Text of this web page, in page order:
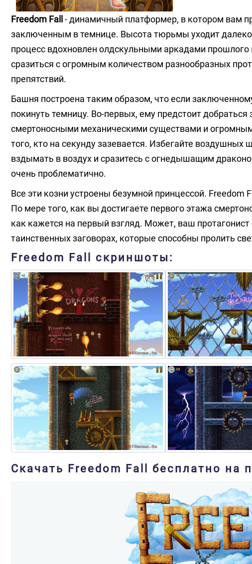
Freedom Fall - динамичный платформер, в котором вам
заключенным в темнице. Высота тюрьмы уходит далеко
процесс вдохновлен олдскульными аркадами
сразиться с огромным количеством разнообразных
препятствий.
Башня построена таким образом, что если
покинуть темницу. Во-первых, ему предстоит
смертоносными механическими существами и
того, кто на секунду зазевается. Избегайте
вздымать в воздух и сразитесь с огнедышащим
очень проблематично.
Все эти козни устроены безумной принцессой.
По мере того, как вы достигаете первого этажа
как кажется на первый взгляд. Может, ваш
таинственных заговорах, которые способны пролить
Freedom Fall скриншоты:
Скачать Freedom Fall бесплатно на